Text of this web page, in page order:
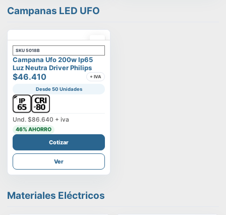
Campanas LED UFO
SKU 5018B
Campana Ufo 200w Ip65
Luz Neutra Driver Philips
$46.410 + IVA
Desde 50 Unidades
Und. $86.640 + iva
46% AHORRO
Cotizar
Ver
Materiales Eléctricos